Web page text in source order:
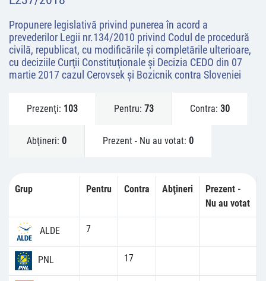
Propunere legislativă privind punerea în acord a
prevederilor Legii nr.134/2010 privind Codul de procedură
civilă, republicat, cu modificările şi completările ulterioare,
cu deciziile Curţii Constituţionale şi Decizia CEDO din 07
martie 2017 cazul Cerovsek şi Bozicnik contra Sloveniei
Prezenţi: 103 Pentru: 73 Contra: 30
Abţineri: 0 Prezent - Nu au votat: 0
Grup Pentru Contra Abţineri
Prezent -
Nu au votat
ALDE 7
PNL 17